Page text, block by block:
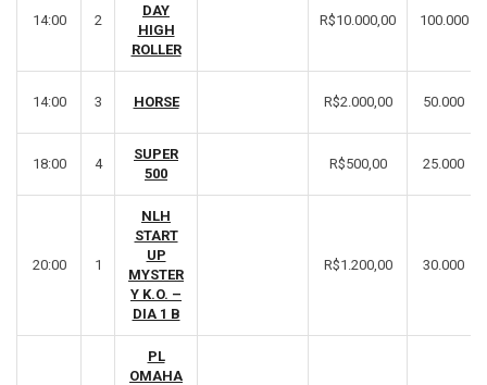
14:00 2
DAY
HIGH
ROLLER
R$10.000,00 100.000
14:00 3 HORSE R$2.000,00 50.000
18:00 4
SUPER
500
R$500,00 25.000
20:00 1
NLH
START
UP
MYSTER
Y K.O. –
DIA 1 B
R$1.200,00 30.000
PL
OMAHA